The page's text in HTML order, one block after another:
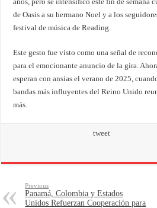
de Oasis a su hermano Noel y a los
festival de música de Reading.
Este gesto fue visto como una señal de
para el emocionante anuncio de la gira.
esperan con ansias el verano de 2025,
bandas más influyentes del Reino Unido
más.
tweet
Previous
Panamá, Colombia y Estados
Unidos Refuerzan Cooperación para